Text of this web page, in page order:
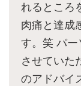
れるところ
肉痛と達成
す。笑 パ
させていた
のアドバイ